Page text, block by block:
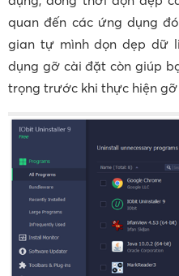
quan đến các ứng dụng
gian tự mình dọn dẹp dữ
dụng gỡ cài đặt còn giúp
trọng trước khi thực hiện